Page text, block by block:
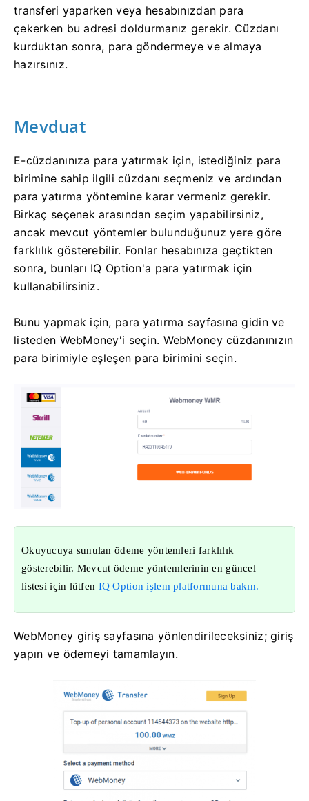
transferi yaparken veya hesabınızdan para
çekerken bu adresi doldurmanız gerekir. Cüzdanı
kurduktan sonra, para göndermeye ve almaya
hazırsınız.
Mevduat
E-cüzdanınıza para yatırmak için, istediğiniz para
birimine sahip ilgili cüzdanı seçmeniz ve ardından
para yatırma yöntemine karar vermeniz gerekir.
Birkaç seçenek arasından seçim yapabilirsiniz,
ancak mevcut yöntemler bulunduğunuz yere göre
farklılık gösterebilir. Fonlar hesabınıza geçtikten
sonra, bunları IQ Option'a para yatırmak için
kullanabilirsiniz.
Bunu yapmak için, para yatırma sayfasına gidin ve
listeden WebMoney'i seçin. WebMoney cüzdanınızın
para birimiyle eşleşen para birimini seçin.
Okuyucuya sunulan ödeme yöntemleri farklılık
gösterebilir. Mevcut ödeme yöntemlerinin en güncel
listesi için lütfen IQ Option işlem platformuna bakın.
WebMoney giriş sayfasına yönlendirileceksiniz; giriş
yapın ve ödemeyi tamamlayın.